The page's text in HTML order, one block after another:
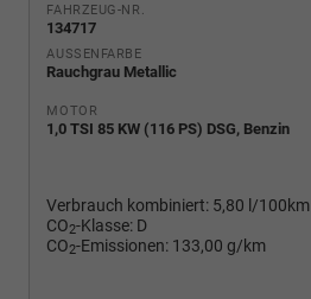
FAHRZEUG-NR.
134717
AUSSENFARBE
Rauchgrau Metallic
MOTOR
1,0 TSI 85 KW (116 PS) DSG, Benzin
Verbrauch kombiniert: 5,80 l/100km
CO2-Klasse: D
CO2-Emissionen: 133,00 g/km